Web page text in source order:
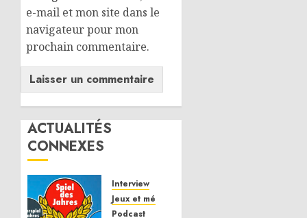
e-mail et mon site dans le
navigateur pour mon
prochain commentaire.
ACTUALITÉS
CONNEXES
Interview
Jeux et mécaniques
Podcast